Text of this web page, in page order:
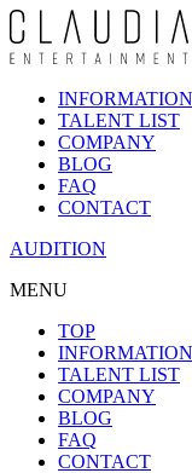
INFORMATION
TALENT LIST
COMPANY
BLOG
FAQ
CONTACT
AUDITION
MENU
TOP
INFORMATION
TALENT LIST
COMPANY
BLOG
FAQ
CONTACT